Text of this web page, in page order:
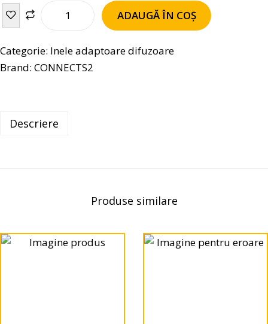
ADAUGĂ ÎN COȘ
Categorie: Inele adaptoare difuzoare
Brand: CONNECTS2
Descriere
Produse similare